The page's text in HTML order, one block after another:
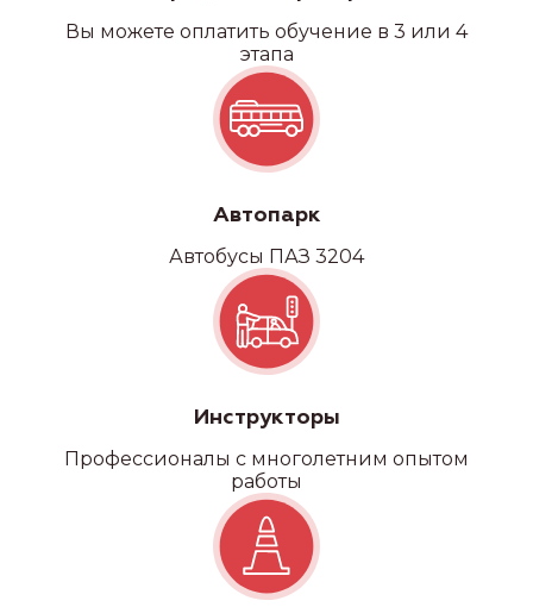
Вы можете оплатить обучение в 3 или 4
этапа
Автопарк
Автобусы ПАЗ 3204
Инструкторы
Профессионалы с многолетним опытом
работы